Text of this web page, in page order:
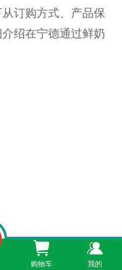
订购方式、产品保
绍在宁德通过鲜奶
购物车 我的